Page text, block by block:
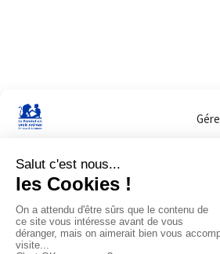
Sur ce site, nous utilisons des cookies pour
lorsque vous y consentez. Vous pouvez
navigation.